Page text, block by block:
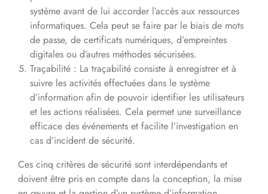
système avant de lui accorder l’accès aux ressources
informatiques. Cela peut se faire par le biais de mots
de passe, de certificats numériques, d’empreintes
digitales ou d’autres méthodes sécurisées.
Traçabilité : La traçabilité consiste à enregistrer et à
suivre les activités effectuées dans le système
d’information afin de pouvoir identifier les utilisateurs
et les actions réalisées. Cela permet une surveillance
efficace des événements et facilite l’investigation en
cas d’incident de sécurité.
Ces cinq critères de sécurité sont interdépendants et
doivent être pris en compte dans la conception, la mise